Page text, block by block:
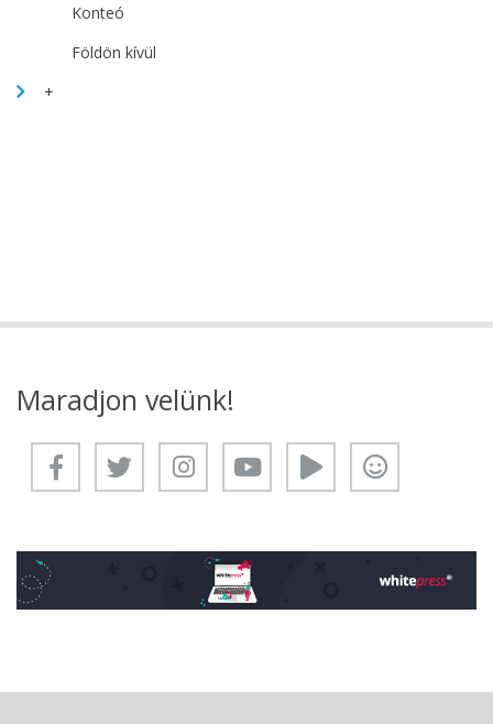
Konteó
Földön kívül
+
Maradjon velünk!